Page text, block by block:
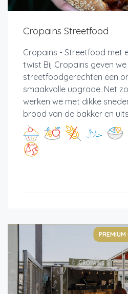
Cropains Streetfood
Cropains - Streetfood met
twist Bij Cropains geven we
streetfoodgerechten een
smaakvolle upgrade. Net
werken we met dikke
brood van de bakker en
PREMIUM